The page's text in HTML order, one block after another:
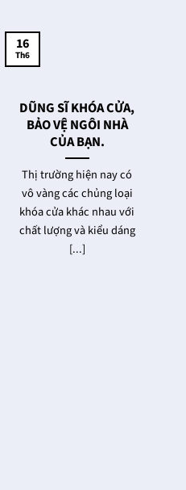
DŨNG SĨ KHÓA CỬA,
BẢO VỆ NGÔI NHÀ
CỦA BẠN.
Thị trường hiện nay có
vô vàng các chủng loại
khóa cửa khác nhau với
chất lượng và kiểu dáng
[...]
16
Th6